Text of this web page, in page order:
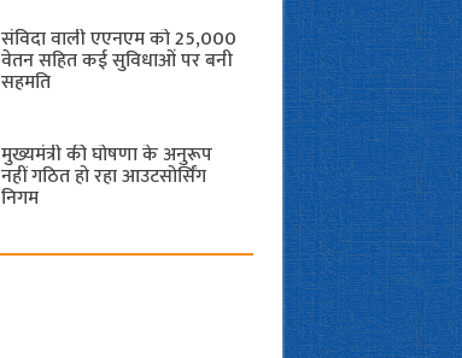
संविदा वाली एएनएम को 25,000
वेतन सहित कई सुविधाओं पर बनी
सहमति
मुख्यमंत्री की घोषणा के अनुरूप
नहीं गठित हो रहा आउटसोर्सिंग
निगम